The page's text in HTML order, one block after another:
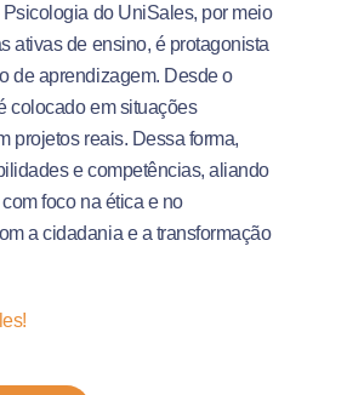
do UniSales, por meio
ativas de ensino, é protagonista
de aprendizagem. Desde o
colocado em situações
projetos reais. Dessa forma,
e competências, aliando
foco na ética e no
a cidadania e a transformação